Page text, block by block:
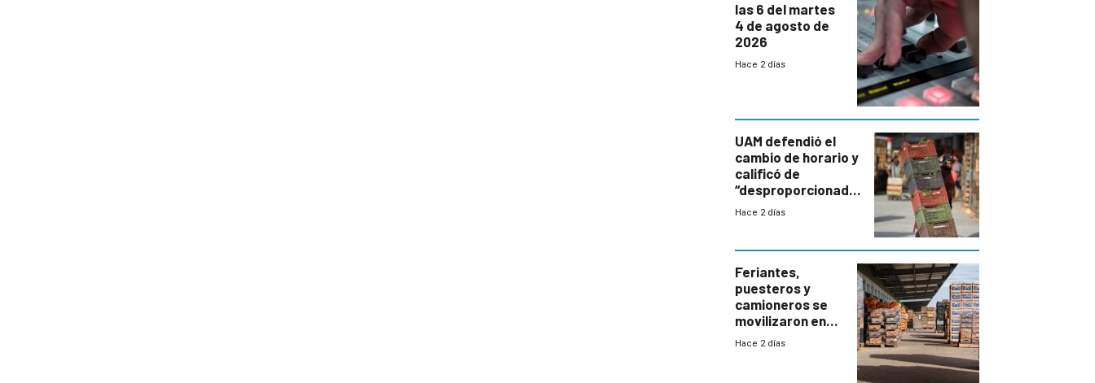
las 6 del martes
4 de agosto de
2026
Hace 2 días
UAM defendió el
cambio de horario y
calificó de
“desproporcionado”
el bloqueo de
Hace 2 días
Feriantes,
puesteros y
camioneros se
movilizaron en
rechazo a
Hace 2 días